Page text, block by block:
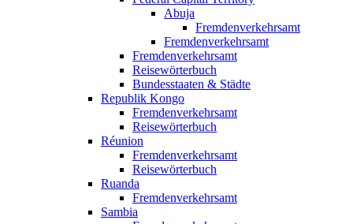
Abuja
Fremdenverkehrsamt
Fremdenverkehrsamt
Fremdenverkehrsamt
Reisewörterbuch
Bundesstaaten & Städte
Republik Kongo
Fremdenverkehrsamt
Reisewörterbuch
Réunion
Fremdenverkehrsamt
Reisewörterbuch
Ruanda
Fremdenverkehrsamt
Sambia